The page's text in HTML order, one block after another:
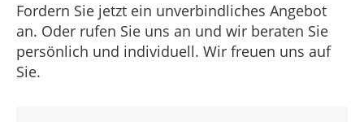
Fordern Sie jetzt ein unverbindliches Angebot
an. Oder rufen Sie uns an und wir beraten Sie
persönlich und individuell. Wir freuen uns auf
Sie.